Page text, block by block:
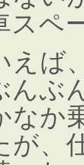
スペ
えば
んぶ
なか
が、